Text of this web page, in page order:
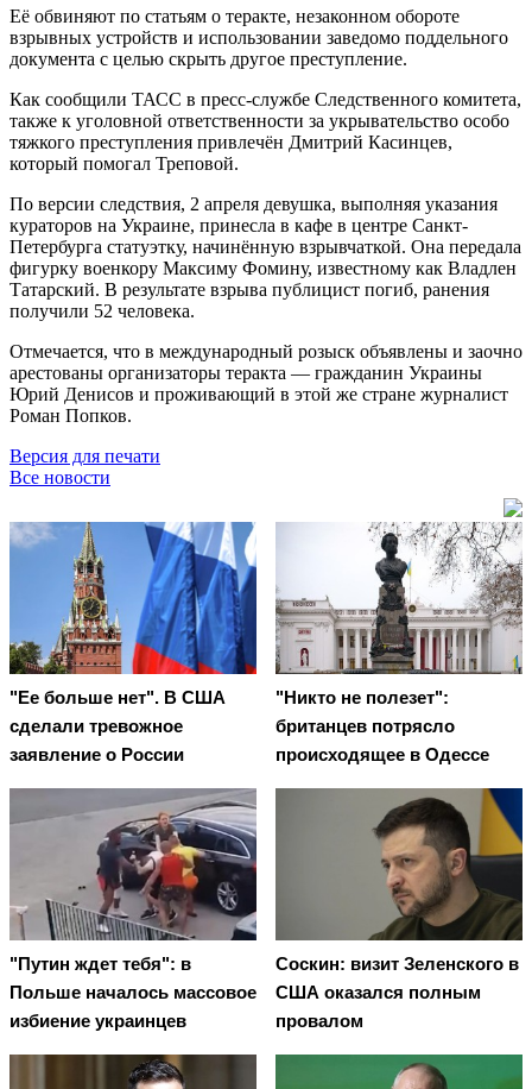
Её обвиняют по статьям о теракте, незаконном обороте
взрывных устройств и использовании заведомо поддельного
документа с целью скрыть другое преступление.
Как сообщили ТАСС в пресс-службе Следственного комитета,
также к уголовной ответственности за укрывательство особо
тяжкого преступления привлечён Дмитрий Касинцев,
который помогал Треповой.
По версии следствия, 2 апреля девушка, выполняя указания
кураторов на Украине, принесла в кафе в центре Санкт-
Петербурга статуэтку, начинённую взрывчаткой. Она передала
фигурку военкору Максиму Фомину, известному как Владлен
Татарский. В результате взрыва публицист погиб, ранения
получили 52 человека.
Отмечается, что в международный розыск объявлены и заочно
арестованы организаторы теракта — гражданин Украины
Юрий Денисов и проживающий в этой же стране журналист
Роман Попков.
Версия для печати
Все новости
"Ее больше нет". В США
сделали тревожное
заявление о России
"Никто не полезет":
британцев потрясло
происходящее в Одессе
"Путин ждет тебя": в
Польше началось массовое
избиение украинцев
Соскин: визит Зеленского в
США оказался полным
провалом